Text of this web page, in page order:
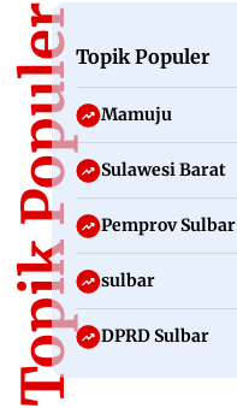
Topik PopulerTopik Populer
Mamuju
Sulawesi Barat
Pemprov Sulbar
sulbar
DPRD Sulbar